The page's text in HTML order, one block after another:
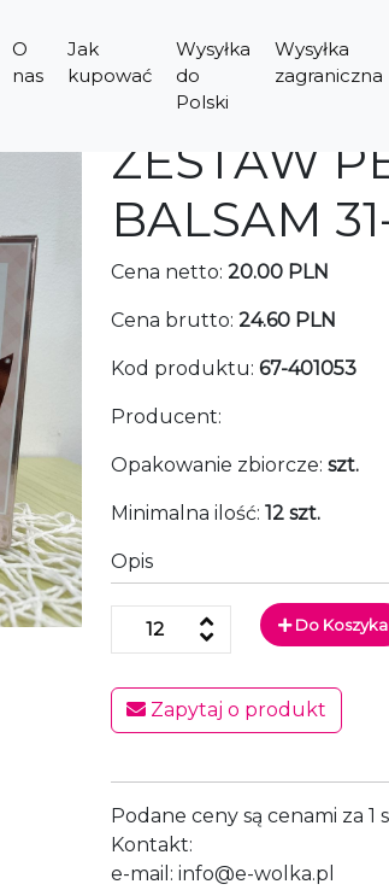
O
nas
Jak
kupować
Wysyłka
do
Polski
Wysyłka
zagraniczna
ZESTAW
BALSAM
Cena netto: 20.00 PLN
Cena brutto: 24.60 PLN
Kod produktu: 67-401053
Producent:
Opakowanie zbiorcze: szt.
Minimalna ilość: 12 szt.
Opis
Do Koszyka
Zapytaj o produkt
Podane ceny są cenami za 1
Kontakt:
e-mail: info@e-wolka.pl